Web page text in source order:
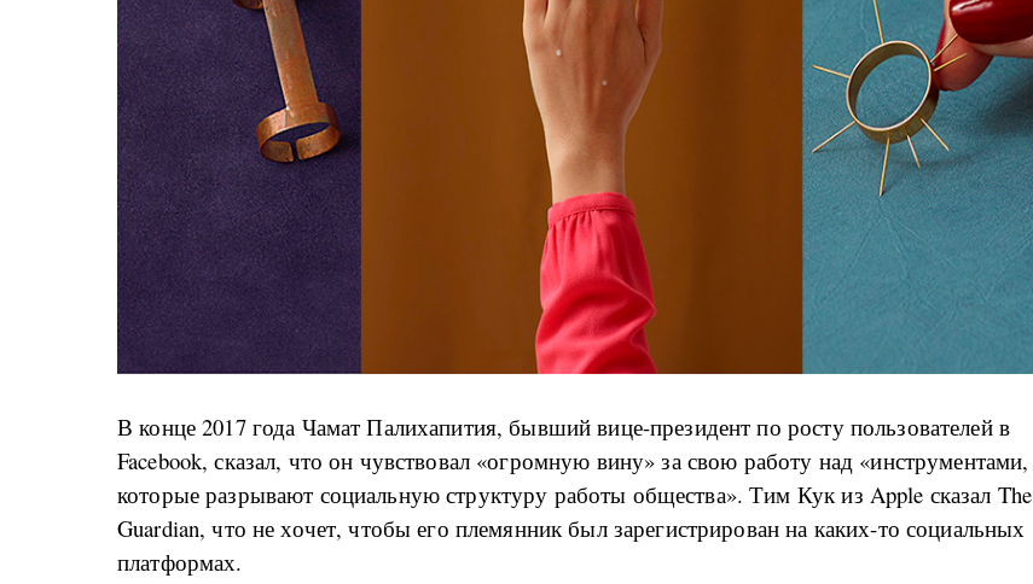
В конце 2017 года Чамат Палихапития, бывший вице-президент по росту пользователей в
Facebook, сказал, что он чувствовал «огромную вину» за свою работу над «инструментами,
которые разрывают социальную структуру работы общества». Тим Кук из Apple сказал The
Guardian, что не хочет, чтобы его племянник был зарегистрирован на каких-то социальных
платформах.